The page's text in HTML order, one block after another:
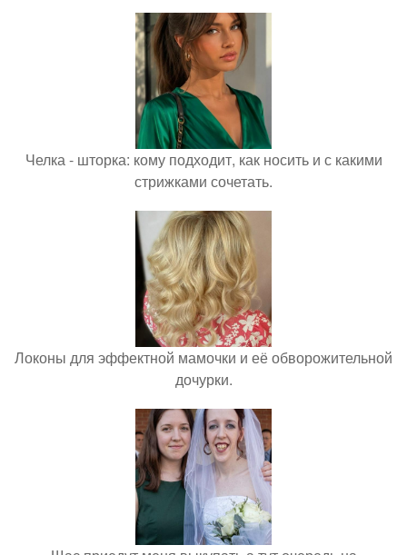
Челка - шторка: кому подходит, как носить и с какими
стрижками сочетать.
Локоны для эффектной мамочки и её обворожительной
дочурки.